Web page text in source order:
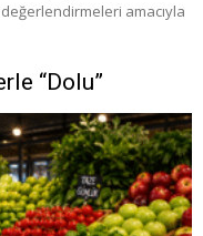
amacıyla
“Dolu”